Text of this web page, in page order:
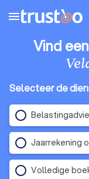
menu
Vind
Selecteer de
Jaarrekening
Volledige